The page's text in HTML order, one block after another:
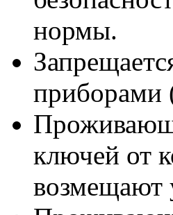
нормы.
приборами
ключей от
возмещают